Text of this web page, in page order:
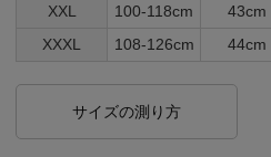
XXL
100-118cm 43cm
XXXL
108-126cm 44cm
サイズの測り方